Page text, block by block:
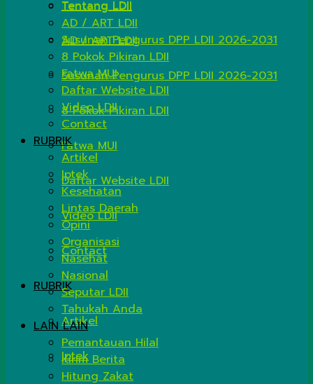
Tentang LDII
AD / ART LDII
Susunan Pengurus DPP LDII 2026-2031
8 Pokok Pikiran LDII
Fatwa MUI
Daftar Website LDII
Video LDII
Contact
RUBRIK
Artikel
Iptek
Tentang LDII
AD / ART LDII
Susunan Pengurus DPP LDII 2026-2031
8 Pokok Pikiran LDII
Fatwa MUI
Daftar Website LDII
Video LDII
Contact
RUBRIK
Artikel
Iptek
Kesehatan
Lintas Daerah
Opini
Organisasi
Nasehat
Nasional
Seputar LDII
Tahukah Anda
LAIN LAIN
Pemantauan Hilal
Kirim Berita
Hitung Zakat